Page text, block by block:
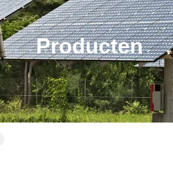
Producten